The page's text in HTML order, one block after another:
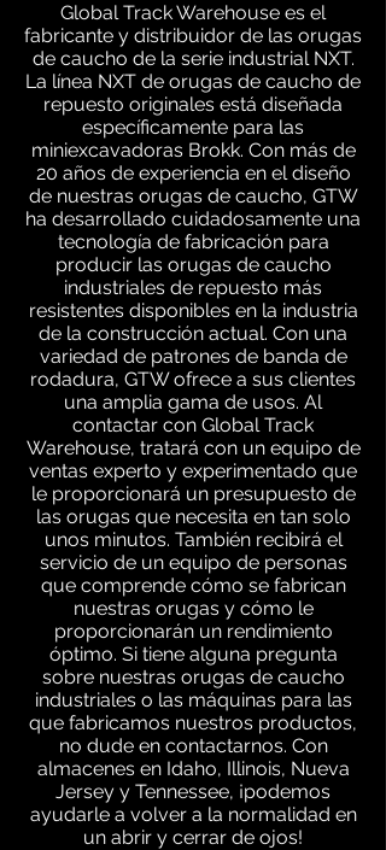
Global Track Warehouse es el
fabricante y distribuidor de las orugas
de caucho de la serie industrial NXT.
La línea NXT de orugas de caucho de
repuesto originales está diseñada
específicamente para las
miniexcavadoras Brokk. Con más de
20 años de experiencia en el diseño
de nuestras orugas de caucho, GTW
ha desarrollado cuidadosamente una
tecnología de fabricación para
producir las orugas de caucho
industriales de repuesto más
resistentes disponibles en la industria
de la construcción actual. Con una
variedad de patrones de banda de
rodadura, GTW ofrece a sus clientes
una amplia gama de usos. Al
contactar con Global Track
Warehouse, tratará con un equipo de
ventas experto y experimentado que
le proporcionará un presupuesto de
las orugas que necesita en tan solo
unos minutos. También recibirá el
servicio de un equipo de personas
que comprende cómo se fabrican
nuestras orugas y cómo le
proporcionarán un rendimiento
óptimo. Si tiene alguna pregunta
sobre nuestras orugas de caucho
industriales o las máquinas para las
que fabricamos nuestros productos,
no dude en contactarnos. Con
almacenes en Idaho, Illinois, Nueva
Jersey y Tennessee, ¡podemos
ayudarle a volver a la normalidad en
un abrir y cerrar de ojos!